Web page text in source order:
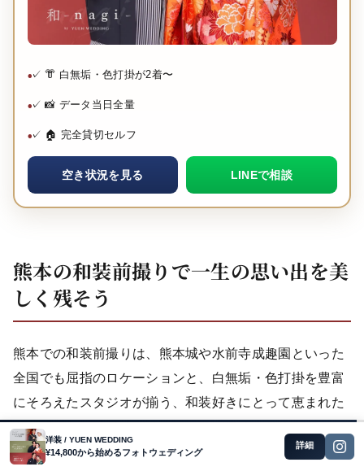
✓ 👘 白無垢・色打掛が2着〜
✓ 📸 データ当日全量
✓ 🏠 完全貸切セルフ
空き状況を見る LINEで相談
熊本の和装前撮りで一生の思い出を美
しく残そう
熊本での和装前撮りは、熊本城や水前寺成趣園といった
全国でも屈指のロケーションと、白無垢・色打掛を豊富
にそろえたスタジオが揃う、和装好きにとって恵まれた
環境です。スタジオプリマの一軒家貸切、THE
WEDDING TOWNの着放題＋ロケ行き放題、スタジオフ
洋装 / YUEN WEDDING
¥14,800から始めるフォトウェディング
詳細